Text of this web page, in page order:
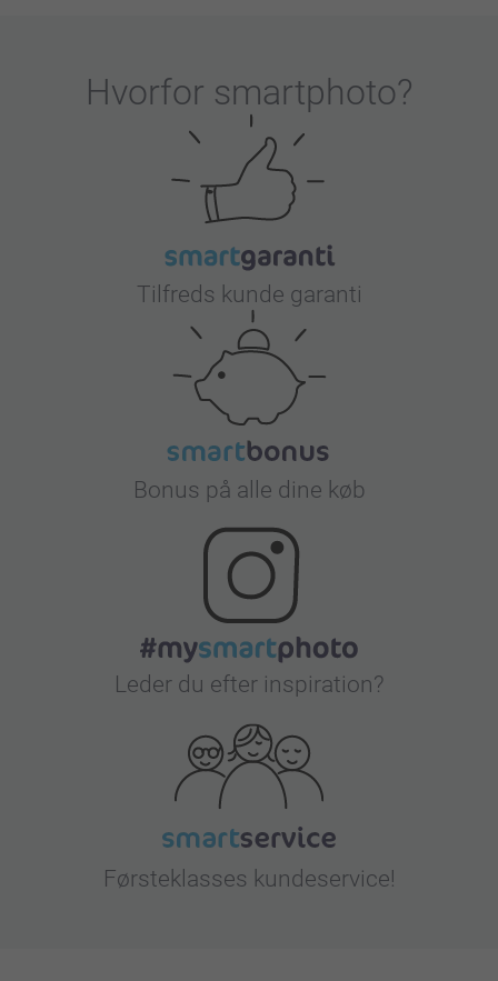
Hvorfor smartphoto?
Tilfreds kunde garanti
Bonus på alle dine køb
Leder du efter inspiration?
Førsteklasses kundeservice!